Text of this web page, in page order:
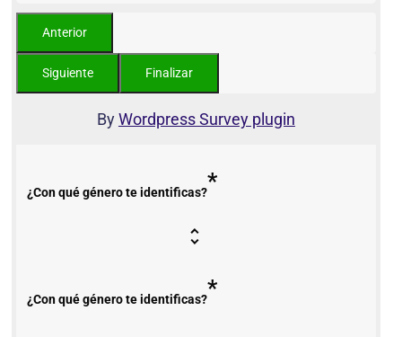
ByWordpress Survey plugin
¿Con qué género te identificas?*
¿Con qué género te identificas?*